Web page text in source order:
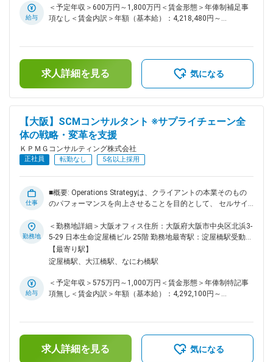
す。 ■プロジェクト事例： ・機関設計変更支援 ・任意の委員
会設置支援 ・コーポレートガバナンス・コードフィットギャ
等） ・監査委員会（監査役会）高度化支援 ・グループガバナ
ンス態勢高度化支援 ・会社法内部統制整備支援 ・グループリ
スクマネジメント態勢構築・高度化支援 ・取締役会実効性評
価 ・監査委員会（監査役会）実効性評価 ■想定職位： コンサ
ント／シニアコンサルタント】 ・プロジェクトで定められた
スコープ、成果物に基づいたタスクの確実な遂行 ・適切なタ
イミングで上位者とコミュニケーションを図りながら、ガバナ
ンス・リスク管理等の領域における専門性や経験等を活かした
創意工夫に基づくアウトプット ・自身の専門性・経験を踏ま
えた、クライアントの課題に合わせた各種提案 ・下位メンバ
タスク・スケジュールを自ら起案し、クライアント期待値やチ
ームとしてのパフォーマンス等を見極め、成果物の品質確保
ビュー ・新規案件受注に向けた提案活動（提案書構想・作
成、見積もり、プレゼン） ・ガバナンス・リスク管理領域に
おける専門性や経験等を活かした下位メンバーの指導・育成、
チームの成長への貢献 変更の範囲：会社の定める業務
給与
＜予定年収＞600万円～1,800万円＜賃金形態＞年俸制補足事
項なし＜賃金内訳＞年額（基本給）：4,218,480円～
手当を含む）＜昇給有無＞有＜残業手当＞有＜給与補足＞■昇
給（年1回） ■賞与（年1回） 賃金はあくまでも目安の金額で
あり、選考を通じて上下する可能性があります。月給(月額)は
求人詳細を見る 気になる
【大阪】SCMコンサルタント ※サプライチェーン全
体の戦略・変革を支援
ＫＰＭＧコンサルティング株式会社
正社員 転勤なし 5名以上採用
仕事
■概要: Operations Strategyは、クライアントの本業そのもの
のパフォーマンスを向上させることを目的として、 セルサイ
グ）の領域において、ビジネス、オペレーション、テクノロジ
ー全体または各レイヤーの変革を支援します。 特に近年のデ
ジタルテクノロジーの急進展から、これまでの伝統的な経営・
事業ドリブンの視点での変革に加えて、テクノロジードリブン
織構成: コンサルティングファーム出身者以外にも、SIベンダ
ー出身者、事業会社出身者も多数在籍。 豊富なキャリアを持
基づき、将来的なビジネスの在り方とそのための改革アジェン
ダを定義する構想策定から、それを実現するための業務・組織
設計、テクノロジーに求める要件の定義、業務・組織変革の支
援が主な業務になります。また、テクノロジー導入を伴う変革
勤務地
＜勤務地詳細＞大阪オフィス住所：大阪府大阪市中央区北浜3-
5-29 日本生命淀屋橋ビル 25階 勤務地最寄駅：淀屋橋駅受動喫
煙対策：屋内全面禁煙
【最寄り駅】
淀屋橋駅、大江橋駅、なにわ橋駅
給与
＜予定年収＞575万円～1,000万円＜賃金形態＞年俸制特記事
項無し＜賃金内訳＞年額（基本給）：4,292,100円～
可能性があります。賃金はあくまでも目安の金額であり、選考
を通じて上下する可能性があります。月給(月額)は固定手当を
求人詳細を見る 気になる